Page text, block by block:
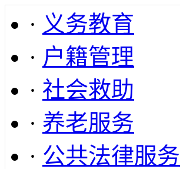
· 义务教育
· 户籍管理
· 社会救助
· 养老服务
· 公共法律服务